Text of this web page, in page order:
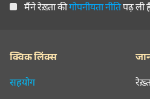
मैंने रेख़्ता कीगोपनीयता नीतिपढ़ ली
क्विक लिंक्स
सहयोग